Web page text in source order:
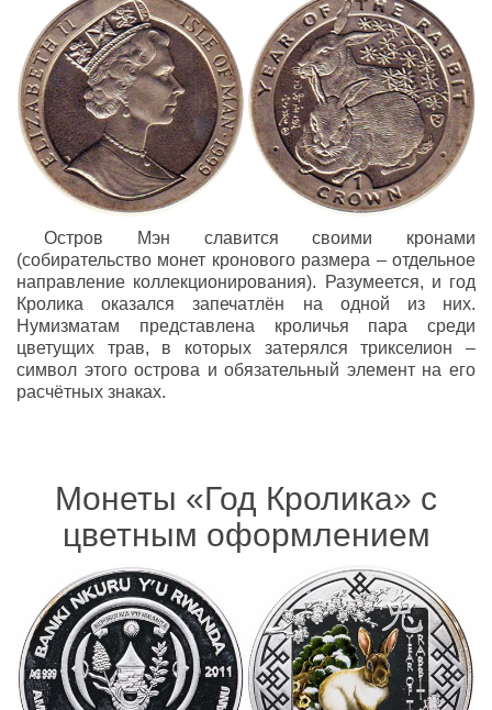
Остров Мэн славится своими кронами
(собирательство монет кронового размера – отдельное
направление коллекционирования). Разумеется, и год
Кролика оказался запечатлён на одной из них.
Нумизматам представлена кроличья пара среди
цветущих трав, в которых затерялся трикселион –
символ этого острова и обязательный элемент на его
расчётных знаках.
Монеты «Год Кролика» с
цветным оформлением